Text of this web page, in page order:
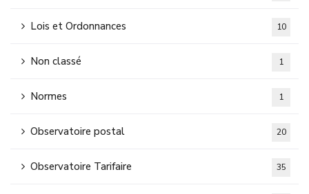
Lois et Ordonnances 10
Non classé 1
Normes 1
Observatoire postal 20
Observatoire Tarifaire 35